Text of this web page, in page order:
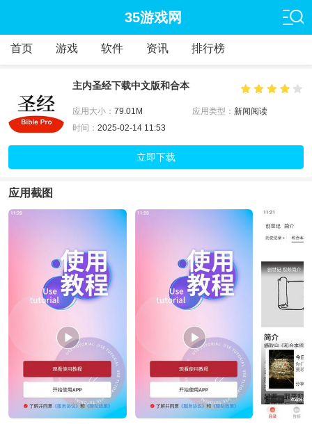
35游戏网
首页 游戏 软件 资讯 排行榜
主内圣经下载中文版和合本
应用大小： 79.01M 应用类型： 新闻阅读
时间： 2025-02-14 11:53
立即下载
应用截图